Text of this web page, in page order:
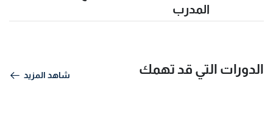
المدرب
الدورات التي قد تهمك شاهد المزيد